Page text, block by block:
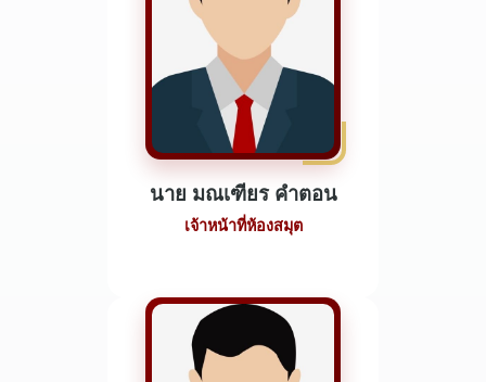
นาย มณเฑียร คำตอน
เจ้าหน้าที่ห้องสมุต